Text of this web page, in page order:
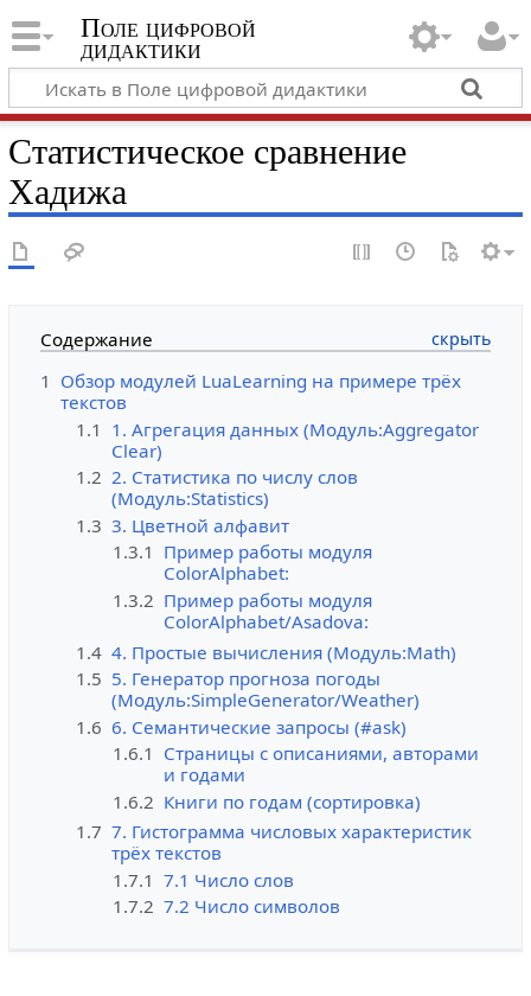
Поле цифровой
дидактики
Статистическое сравнение
Хадижа
Содержание
1 Обзор модулей LuaLearning на примере трёх
текстов
1.1 1. Агрегация данных (Модуль:Aggregator
Clear)
1.2 2. Статистика по числу слов
(Модуль:Statistics)
1.3 3. Цветной алфавит
1.3.1 Пример работы модуля
ColorAlphabet:
1.3.2 Пример работы модуля
ColorAlphabet/Asadova:
1.4 4. Простые вычисления (Модуль:Math)
1.5 5. Генератор прогноза погоды
(Модуль:SimpleGenerator/Weather)
1.6 6. Семантические запросы (#ask)
1.6.1 Страницы с описаниями, авторами
и годами
1.6.2 Книги по годам (сортировка)
1.7 7. Гистограмма числовых характеристик
трёх текстов
1.7.1 7.1 Число слов
1.7.2 7.2 Число символов